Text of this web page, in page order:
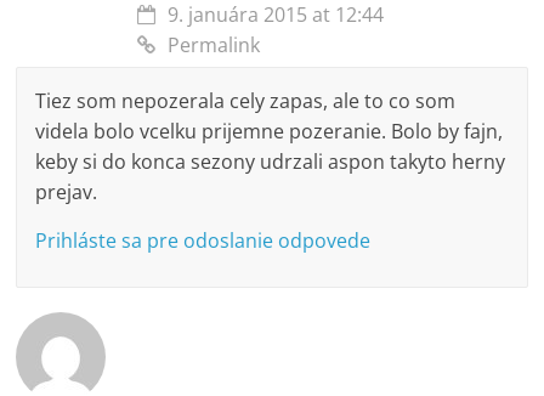
9. januára 2015 at 12:44
Permalink
Tiez som nepozerala cely zapas, ale to co som
videla bolo vcelku prijemne pozeranie. Bolo by fajn,
keby si do konca sezony udrzali aspon takyto herny
prejav.
Prihláste sa pre odoslanie odpovede